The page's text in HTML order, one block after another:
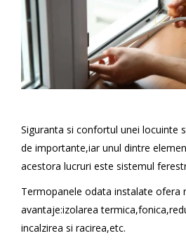
Siguranta si confortul unei locuinte
de importante,iar unul dintre
acestora lucruri este sistemul
Termopanele odata instalate ofera
avantaje:izolarea
incalzirea si racirea,etc.